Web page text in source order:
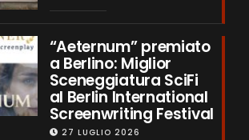
“Aeternum” premiato
a Berlino: Miglior
Sceneggiatura SciFi
al Berlin International
Screenwriting Festival
27 LUGLIO 2026